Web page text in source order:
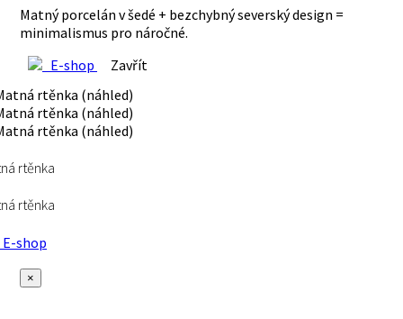
Matný porcelán v šedé + bezchybný severský design =
minimalismus pro náročné.
E-shop
Zavřít
rtěnka
rtěnka
shop
×